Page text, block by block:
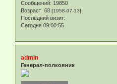
Сообщений: 19850
Возраст: 68 [1958-07-13]
Последний визит:
Сегодня 09:00:55
admin
Генерал-полковник